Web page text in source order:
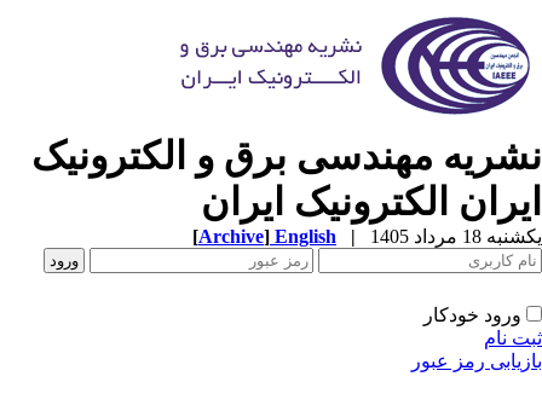
مهندسی برق و الکترونیک
الکترونیک ایران
18 مرداد 1405 |
English
[Archive]
ورود خودکار
نام
رمز عبور